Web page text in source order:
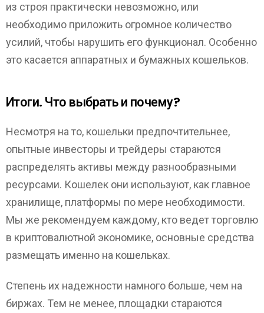
из строя практически невозможно, или
необходимо приложить огромное количество
усилий, чтобы нарушить его функционал. Особенно
это касается аппаратных и бумажных кошельков.
Итоги. Что выбрать и почему?
Несмотря на то, кошельки предпочтительнее,
опытные инвесторы и трейдеры стараются
распределять активы между разнообразными
ресурсами. Кошелек они используют, как главное
хранилище, платформы по мере необходимости.
Мы же рекомендуем каждому, кто ведет торговлю
в криптовалютной экономике, основные средства
размещать именно на кошельках.
Степень их надежности намного больше, чем на
биржах. Тем не менее, площадки стараются